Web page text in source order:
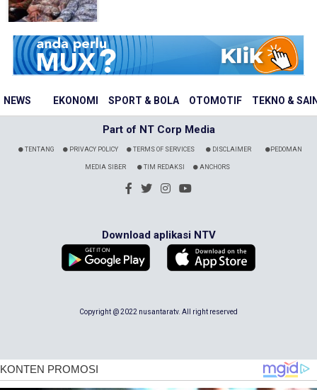
NEWS EKONOMI SPORT & BOLA OTOMOTIF TEKNO &
Part of NT Corp Media
TENTANG PRIVACY POLICY TERMS OF SERVICES DISCLAIMER PEDOMAN
MEDIA SIBER TIM REDAKSI ANCHORS
Download aplikasi NTV
Copyright @ 2022 nusantaratv. All right reserved